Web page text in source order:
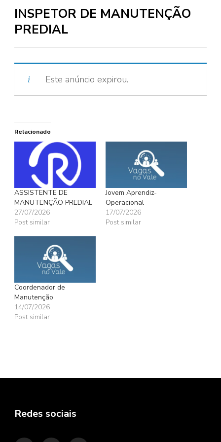
INSPETOR DE MANUTENÇÃO
PREDIAL
Este anúncio expirou.
Relacionado
ASSISTENTE DE
MANUTENÇÃO PREDIAL
27/07/2026
Post similar
Jovem Aprendiz-
Operacional
17/07/2026
Post similar
Coordenador de
Manutenção
14/07/2026
Post similar
Redes sociais